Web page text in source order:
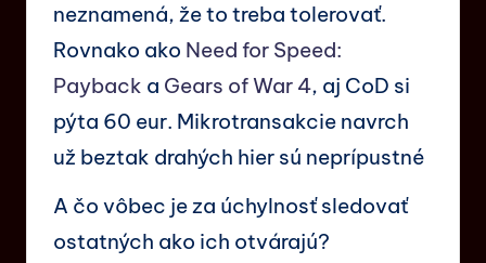
neznamená, že to treba tolerovať.
Rovnako ako Need for Speed:
Payback a Gears of War 4, aj CoD si
pýta 60 eur. Mikrotransakcie navrch
už beztak drahých hier sú neprípustné
A čo vôbec je za úchylnosť sledovať
ostatných ako ich otvárajú?